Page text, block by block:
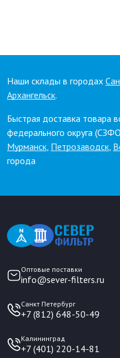
Наши склады в городах
Архангельск.
Быстрая доставка товара
федерального округа
Мурманск, Петрозаводск,
города
Оптовые поставки
info@sever-filters.ru
Санкт Петербург
+7 (812) 648-50-49
Калининград
+7 (401) 220-14-81